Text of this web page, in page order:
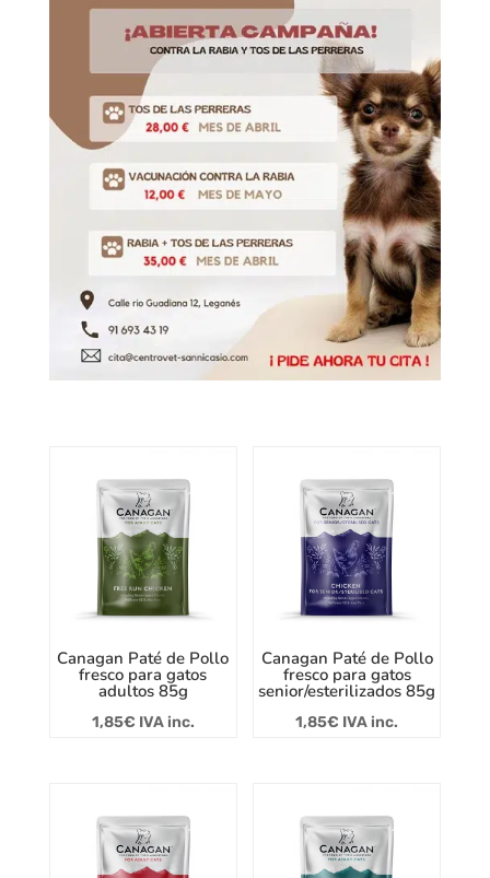
Canagan Paté de Pollo
fresco para gatos
adultos 85g
1,85€ IVA inc.
Canagan Paté de Pollo
fresco para gatos
senior/esterilizados 85g
1,85€ IVA inc.